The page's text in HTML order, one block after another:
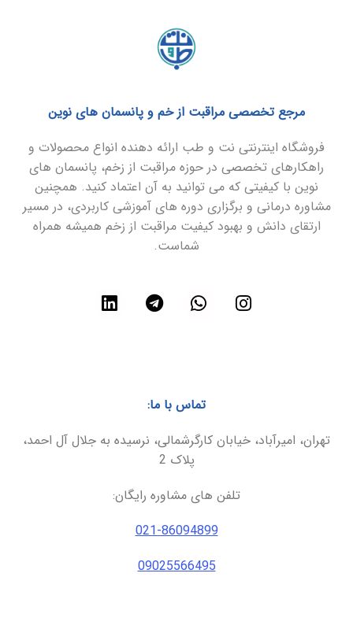
مرجع تخصصی مراقبت از خم و پانسمان های نوین
فروشگاه اینترنتی نت و طب ارائه دهنده انواع محصولات و
راهکارهای تخصصی در حوزه مراقبت از زخم، پانسمان های
نوین با کیفیتی که می توانید به آن اعتماد کنید. همچنین
مشاوره درمانی و برگزاری دوره های آموزشی کاربردی، در مسیر
ارتقای دانش و بهبود کیفیت مراقبت از زخم همیشه همراه
شماست.
تماس با ما:
تهران، امیرآباد، خیابان کارگرشمالی، نرسیده به جلال آل احمد،
پلاک 2
تلفن های مشاوره رایگان:
021-86094899
09025566495